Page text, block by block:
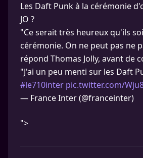
Les Daft Punk à la cérémonie
JO ?
"Ce serait très heureux qu'ils
cérémonie. On ne peut pas ne
répond Thomas Jolly, avant de
"J'ai un peu menti sur les Daft
#le710inter pic.twitter.com/
— France Inter (@franceinter)
">